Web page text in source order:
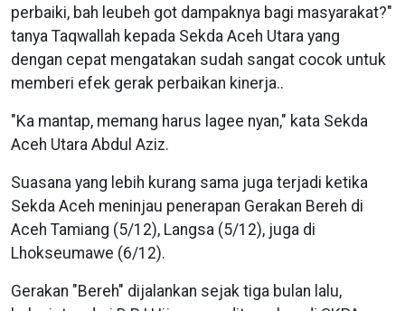
perbaiki, bah leubeh got dampaknya bagi masyarakat?"
tanya Taqwallah kepada Sekda Aceh Utara yang
dengan cepat mengatakan sudah sangat cocok untuk
memberi efek gerak perbaikan kinerja..
"Ka mantap, memang harus lagee nyan," kata Sekda
Aceh Utara Abdul Aziz.
Suasana yang lebih kurang sama juga terjadi ketika
Sekda Aceh meninjau penerapan Gerakan Bereh di
Aceh Tamiang (5/12), Langsa (5/12), juga di
Lhokseumawe (6/12).
Gerakan "Bereh" dijalankan sejak tiga bulan lalu,